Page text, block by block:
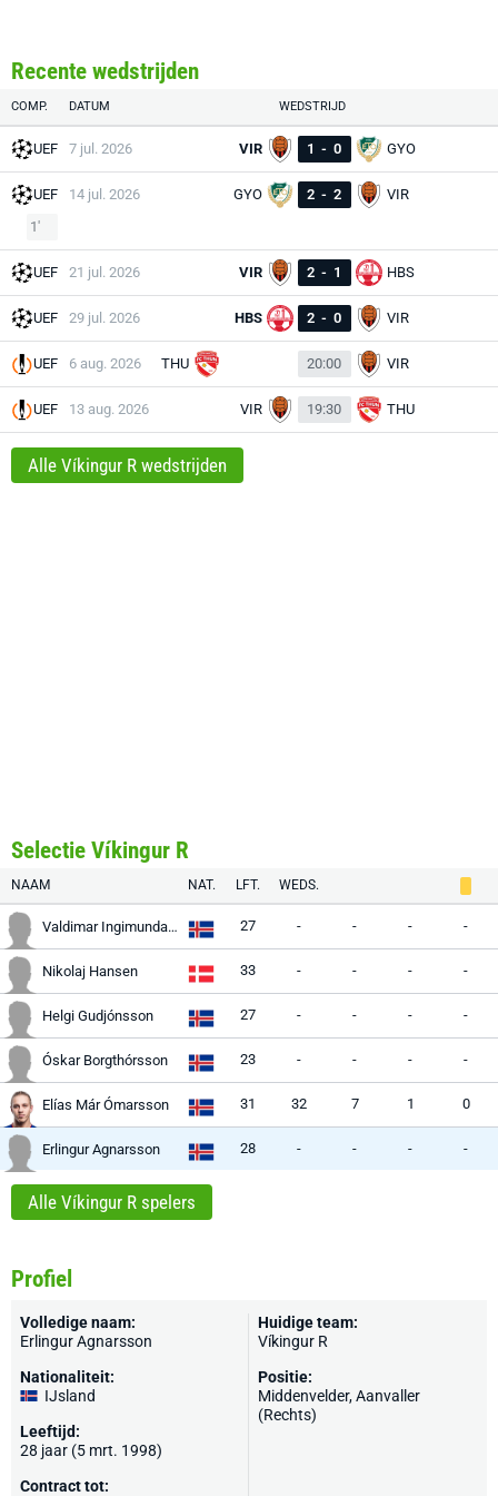
Recente wedstrijden
COMP. DATUM WEDSTRIJD
UEF 7 jul. 2026 VIR 1 - 0 GYO
UEF 14 jul. 2026 GYO 2 - 2
VIR
1'
UEF 21 jul. 2026 VIR 2 - 1 HBS
UEF 29 jul. 2026 HBS 2 - 0 VIR
UEF 6 aug. 2026 THU 20:00 VIR
UEF 13 aug. 2026 VIR 19:30 THU
Alle Víkingur R wedstrijden
Selectie Víkingur R
NAAM NAT. LFT. WEDS.
Valdimar Ingimundarson 27 - - - -
Nikolaj Hansen 33 - - - -
Helgi Gudjónsson 27 - - - -
Óskar Borgthórsson 23 - - - -
Elías Már Ómarsson 31 32 7 1 0
Erlingur Agnarsson 28 - - - -
Alle Víkingur R spelers
Profiel
Volledige naam:
Erlingur Agnarsson
Nationaliteit:
IJsland
Leeftijd:
28 jaar (5 mrt. 1998)
Contract tot:
Huidige team:
Víkingur R
Positie:
Middenvelder, Aanvaller
(Rechts)